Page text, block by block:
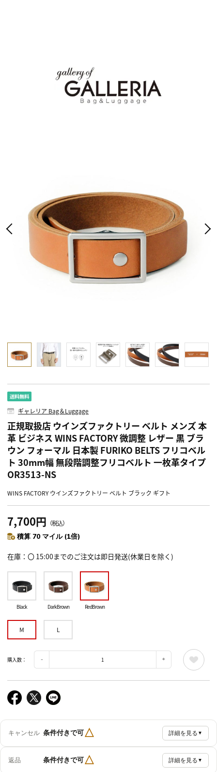
ギャレリア Bag＆Luggage
正規取扱店 ウインズファクトリー ベルト メンズ 本
革 ビジネス WINS FACTORY 微調整 レザー 黒 ブラ
ウン フォーマル 日本製 FURIKO BELTS フリコベル
ト 30mm幅 無段階調整フリコベルト 一枚革タイプ
OR3513-NS
WINS FACTORY ウインズファクトリー ベルト ブラック ギフト
7,700円 （税込）
積算 70 マイル (1倍)
在庫 〇 15:00までのご注文は即日発送(休業日を除く)
Black DarkBrown RedBrown
M L
購入数：
キャンセル 条件付きで可△ 詳細を見る ▼
返品 条件付きで可△ 詳細を見る ▼